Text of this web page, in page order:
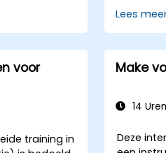
van
breiden.
voor
zelfs in
Lees
voor
training in
Make
14 Uren
Deze